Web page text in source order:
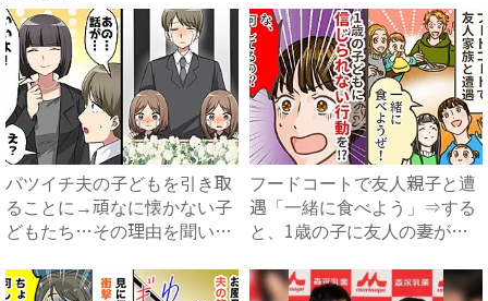
バツイチ夫の子どもを引き取
ることに→頑なに懐かない子
どもたち…その理由を聞いて
フードコートで友人親子と遭
遇「一緒に食べよう」⇒する
と、1歳の子に友人の妻が目